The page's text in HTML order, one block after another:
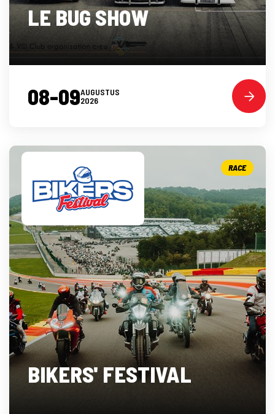
LE BUG SHOW
08-09AUGUSTUS
2026
BIKERS' FESTIVAL
RACE